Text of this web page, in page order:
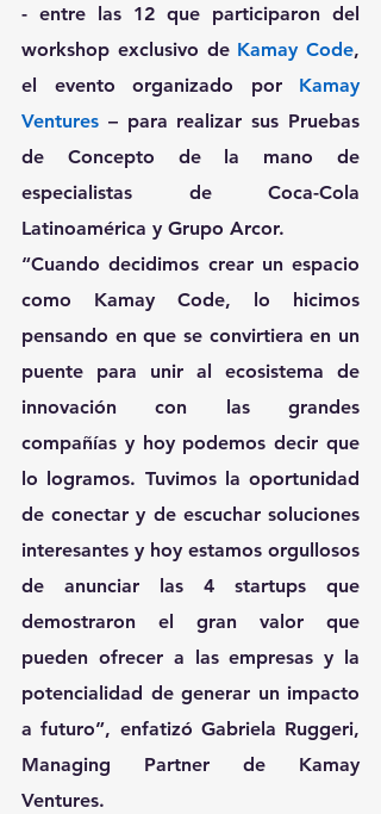
- entre las 12 que participaron del
workshop exclusivo de Kamay Code,
el evento organizado por Kamay
Ventures – para realizar sus Pruebas
de Concepto de la mano de
especialistas de Coca-Cola
Latinoamérica y Grupo Arcor.
“Cuando decidimos crear un espacio
como Kamay Code, lo hicimos
pensando en que se convirtiera en un
puente para unir al ecosistema de
innovación con las grandes
compañías y hoy podemos decir que
lo logramos. Tuvimos la oportunidad
de conectar y de escuchar soluciones
interesantes y hoy estamos orgullosos
de anunciar las 4 startups que
demostraron el gran valor que
pueden ofrecer a las empresas y la
potencialidad de generar un impacto
a futuro”, enfatizó Gabriela Ruggeri,
Managing Partner de Kamay
Ventures.